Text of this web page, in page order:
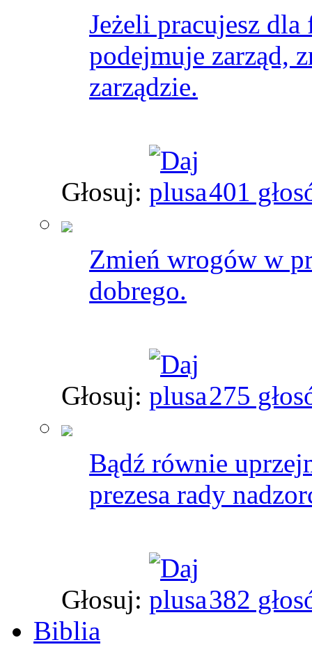
Jeżeli pracujesz
podejmuje zarząd,
zarządzie.
Głosuj: 401
Zmień wrogów w
dobrego.
Głosuj: 275
Bądź równie
prezesa rady
Głosuj:
382
Biblia